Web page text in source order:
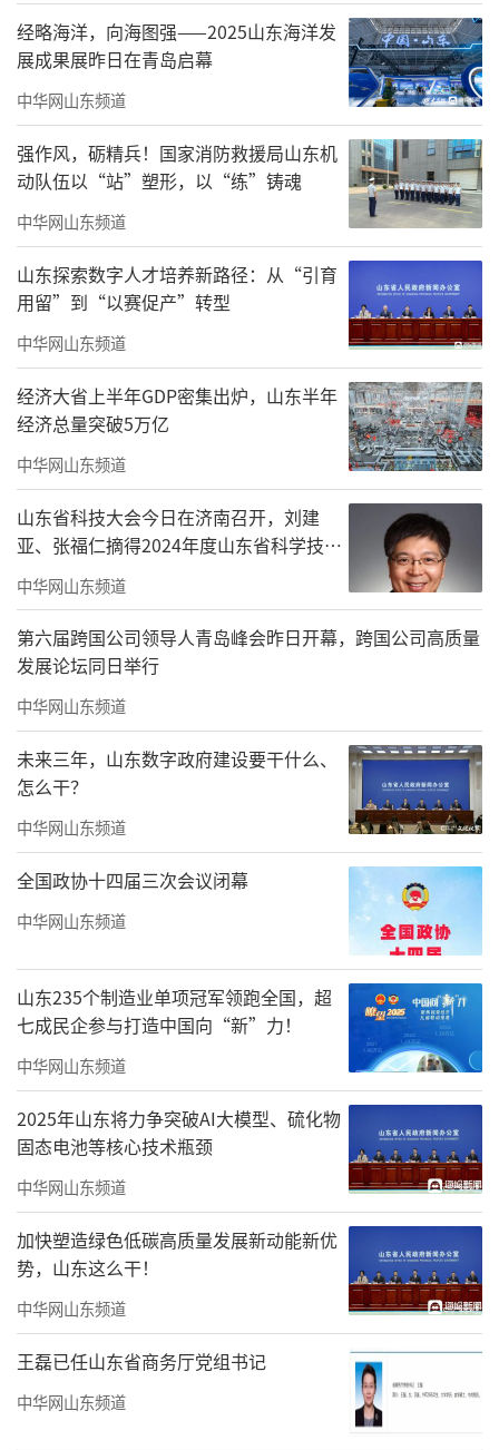
为目前世界各国建筑环保评估、绿色建筑评估
及建筑可持续性评估标准中最完善、最具影响
力的标杆，在全球 186 个国家和地区，获得超
过197.000 个项目的广泛应用。数据来源：202
4年USGBC《影响力报告》
银丰财富广场B区超高层能够取得LEED金
级认证，是项目从前期方案规划、建材甄选、
机电系统搭建，到后期长效运营规划，全程对
照国际低碳建造规范收获的专业认可。项目以H
EALTH OFFICE理念设计逻辑贯穿建筑打造全过
程，在能源节约、室内空气品质、水资源循
环、人性化空间营造等多个评价维度均交出优
质答卷，也是青岛同时落地LEED金级标准与完
整健康办公配套的超高层项目之一，直观展现
本地商务建筑在可持续发展赛道的建设实力。
多维长效价值
绿色认证为企业经营赋能增效
LEED认证并非单一的绿色荣誉标识，可从
经济、环境、健康三大维度，助力企业构建长
期可持续经营优势，全方位赋能高质量发展。
结合行业研究数据来看，取得LEED认证的
经略海洋，向海图强——2025山东海洋发
展成果展昨日在青岛启幕
中华网山东频道
强作风，砺精兵！国家消防救援局山东机
动队伍以“站”塑形，以“练”铸魂
中华网山东频道
山东探索数字人才培养新路径：从“引育
用留”到“以赛促产”转型
中华网山东频道
经济大省上半年GDP密集出炉，山东半年
经济总量突破5万亿
中华网山东频道
山东省科技大会今日在济南召开，刘建
亚、张福仁摘得2024年度山东省科学技术
奖最高奖！
中华网山东频道
第六届跨国公司领导人青岛峰会昨日开幕，跨国公司高质量
发展论坛同日举行
中华网山东频道
未来三年，山东数字政府建设要干什么、
怎么干？
中华网山东频道
全国政协十四届三次会议闭幕
中华网山东频道
山东235个制造业单项冠军领跑全国，超
七成民企参与打造中国向“新”力！
中华网山东频道
2025年山东将力争突破AI大模型、硫化物
固态电池等核心技术瓶颈
中华网山东频道
加快塑造绿色低碳高质量发展新动能新优
势，山东这么干！
中华网山东频道
王磊已任山东省商务厅党组书记
中华网山东频道